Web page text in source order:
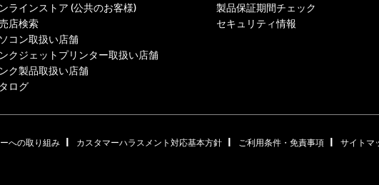
ラインストア (公共のお客様)
店検索
コン取扱い店舗
クジェットプリンター取扱い店舗
ク製品取扱い店舗
ログ
製品保証期間チェック
セキュリティ情報
への取り組み | カスタマーハラスメント対応基本方針 | ご利用条件・免責事項 | サイトマ